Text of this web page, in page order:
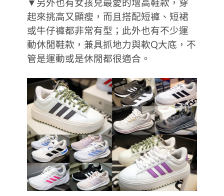
▼另外也有女孩兒最愛的增高鞋款，穿
起來挑高又顯瘦，而且搭配短褲、短裙
或牛仔褲都非常有型；此外也有不少運
動休閒鞋款，兼具抓地力與軟Q大底，不
管是運動或是休閒都很適合。